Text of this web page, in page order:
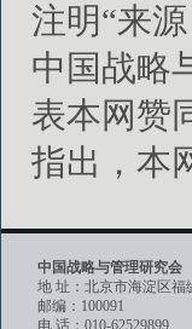
注明“来
中国战略
表本网赞
指出，本
中国战略与管理研究会
地 址：北京市海淀区福
邮编：100091
电 话：010-62529899